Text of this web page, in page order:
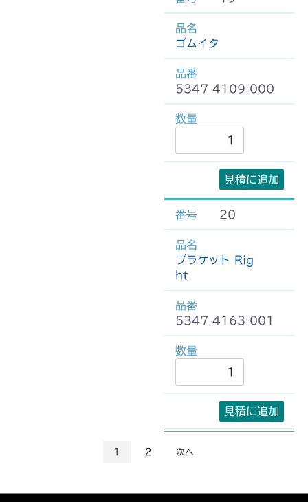
ゴムイタ
5347 4109 000
見積に追加
20
ブラケット Rig
ht
5347 4163 001
見積に追加
1 2 次へ